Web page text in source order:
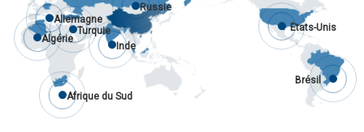
États-Unis
Russie
Algérie
Inde
Afrique du Sud
Brésil
Allemagne
Turquie